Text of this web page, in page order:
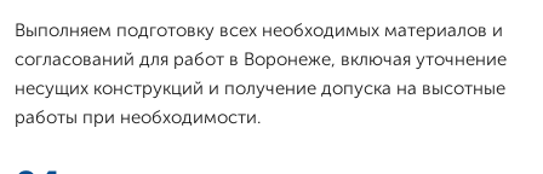
Выполняем подготовку всех необходимых материалов и
согласований для работ в Воронеже, включая уточнение
несущих конструкций и получение допуска на высотные
работы при необходимости.